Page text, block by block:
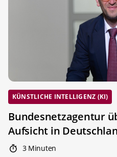
KÜNSTLICHE INTELLIGENZ (KI)
Bundesnetzagentur
Aufsicht in
3 Minuten